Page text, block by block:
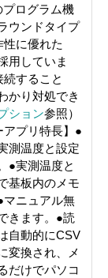
プログラム機
ウンドタイプ
に優れた
用していま
すること
かり対処でき
ション参照）
アプリ特長】●
測温度と設定
●実測温度と
基板内のメモ
マニュアル無
きます。●読
自動的にCSV
変換され、メ
だけでパソコ